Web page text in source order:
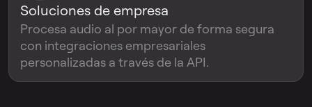
Soluciones de empresa
Procesa audio al por mayor de forma segura
con integraciones empresariales
personalizadas a través de la API.